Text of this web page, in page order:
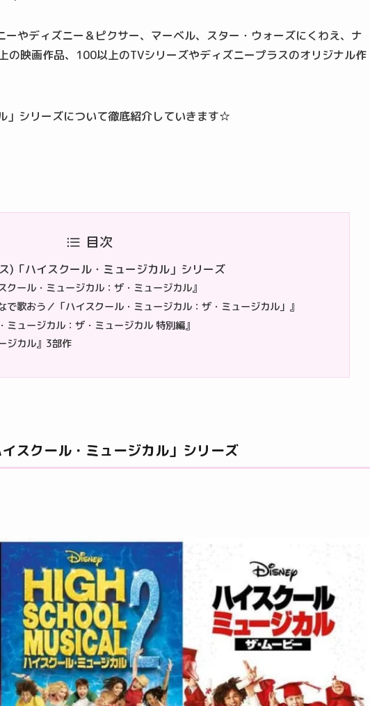
やディズニー＆ピクサー、マーベル、スター・ウォーズにくわえ、ナ
の映画作品、100以上のTVシリーズやディズニープラスのオリジナル作
」シリーズについて徹底紹介していきます☆
目次
)「ハイスクール・ミュージカル」シリーズ
クール・ミュージカル：ザ・ミュージカル』
で歌おう／「ハイスクール・ミュージカル：ザ・ミュージカル」』
ミュージカル：ザ・ミュージカル 特別編』
ジカル』3部作
スクール・ミュージカル」シリーズ